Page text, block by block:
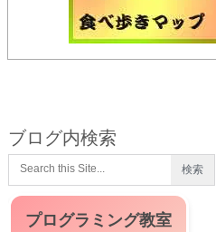
ブログ内検索
プログラミング教室